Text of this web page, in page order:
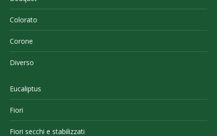
Colorato
Corone
Diverso
Eucaliptus
Fiori
Fiori secchi e stabilizzati